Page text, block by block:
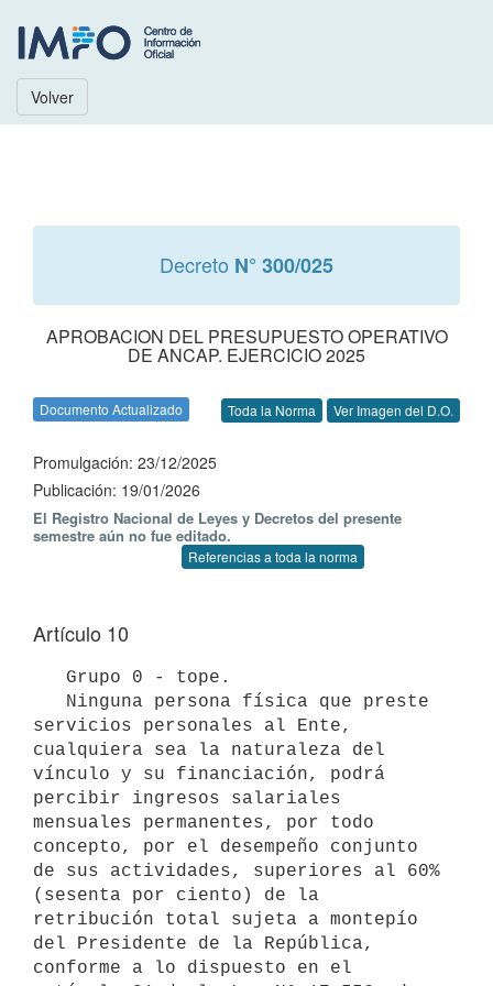
Volver
Decreto N° 300/025
APROBACION DEL PRESUPUESTO OPERATIVO
DE ANCAP. EJERCICIO 2025
Documento Actualizado Toda la Norma Ver Imagen del D.O.
Promulgación: 23/12/2025
Publicación: 19/01/2026
El Registro Nacional de Leyes y Decretos del presente
semestre aún no fue editado.
Referencias a toda la norma
Artículo 10
servicios personales al Ente,
cualquiera sea la naturaleza del
vínculo y su financiación, podrá
percibir ingresos salariales
mensuales permanentes, por todo
concepto, por el desempeño conjunto
de sus actividades, superiores al 60%
(sesenta por ciento) de la
retribución total sujeta a montepío
del Presidente de la República,
conforme a lo dispuesto en el